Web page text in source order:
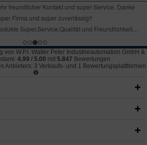
von W.P.I. Walter Peter Industrieautomation GmbH &
4.99 / 5.00 mit 5.847 Bewertungen
Anbieters: 3 Verkaufs- und 1 Bewertungsplattformen